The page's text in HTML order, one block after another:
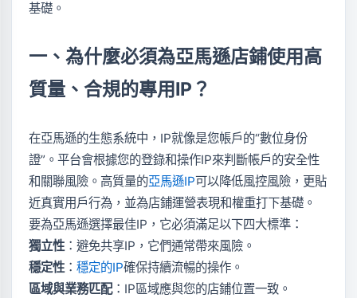
基礎。
一、為什麼必須為亞馬遜店鋪使用高
質量、合規的專用IP？
在亞馬遜的生態系統中，IP就像是您帳戶的“數位身份
證”。平台會根據您的登錄和操作IP來判斷帳戶的安全性
和關聯風險。高質量的亞馬遜IP可以降低風控風險，更貼
近真實用戶行為，並為店鋪運營表現和權重打下基礎。
要為亞馬遜選擇最佳IP，它必須滿足以下四大標準：
獨立性：避免共享IP，它們通常帶來風險。
穩定性： 穩定的IP確保持續流暢的操作。
區域與業務匹配：IP區域應與您的店鋪位置一致。